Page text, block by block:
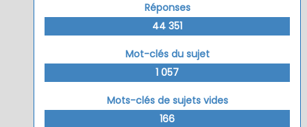
Réponses
44 351
Mot-clés du sujet
1 057
Mots-clés de sujets vides
166